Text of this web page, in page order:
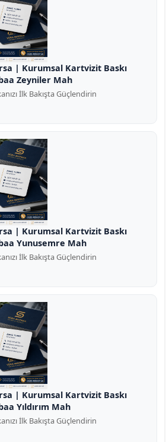
| Kurumsal Kartvizit Baskı
Zeyniler Mah
İlk Bakışta Güçlendirin
| Kurumsal Kartvizit Baskı
Yunusemre Mah
İlk Bakışta Güçlendirin
| Kurumsal Kartvizit Baskı
Yıldırım Mah
İlk Bakışta Güçlendirin